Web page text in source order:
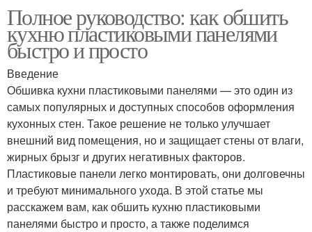
Полное руководство: как обшить
кухню пластиковыми панелями
быстро и просто
Введение
Обшивка кухни пластиковыми панелями — это один из
самых популярных и доступных способов оформления
кухонных стен. Такое решение не только улучшает
внешний вид помещения, но и защищает стены от влаги,
жирных брызг и других негативных факторов.
Пластиковые панели легко монтировать, они долговечны
и требуют минимального ухода. В этой статье мы
расскажем вам, как обшить кухню пластиковыми
панелями быстро и просто, а также поделимся